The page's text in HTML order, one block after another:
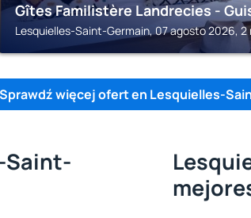
Gîtes Familistère Landrecies -
Lesquielles-Saint-Germain, 07 agosto 2026, 2
Sprawdź więcej ofert en Lesquielles-
Saint-